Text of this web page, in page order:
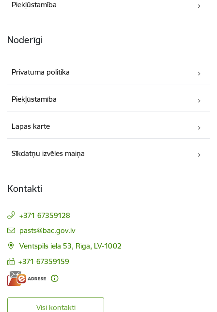
Piekļūstamība
Noderīgi
Privātuma politika
Piekļūstamība
Lapas karte
Sīkdatņu izvēles maiņa
Kontakti
+371 67359128
E-pasts:
pasts@bac.gov.lv
Ventspils iela 53, Rīga, LV-1002
+371 67359159
Visi kontakti